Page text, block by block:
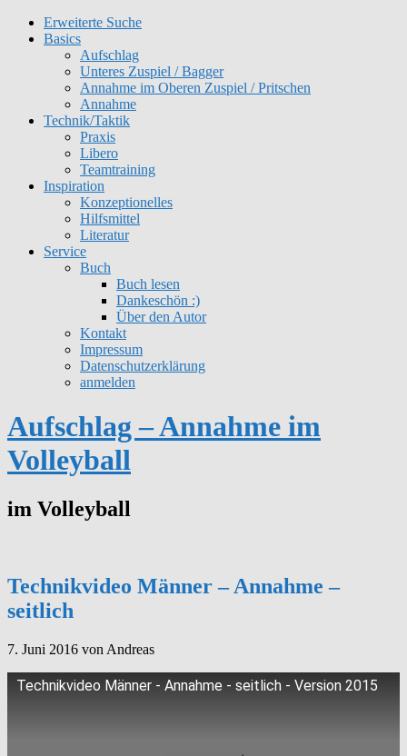
Erweiterte Suche
Basics
Aufschlag
Unteres Zuspiel / Bagger
Annahme im Oberen Zuspiel / Pritschen
Annahme
Technik/Taktik
Praxis
Libero
Teamtraining
Inspiration
Konzeptionelles
Hilfsmittel
Literatur
Service
Buch
Buch lesen
Dankeschön :)
Über den Autor
Kontakt
Impressum
Datenschutzerklärung
anmelden
Aufschlag – Annahme im
Volleyball
im Volleyball
Technikvideo Männer – Annahme –
seitlich
7. Juni 2016 von Andreas
Technikvideo Männer - Annahme - seitlich - Version 2015
Get 30% off your first purchase